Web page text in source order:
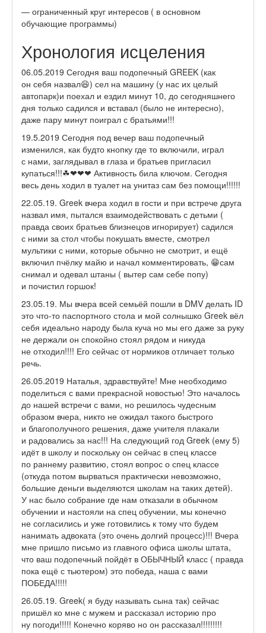
— ограниченный круг интересов ( в основном
обучающие программы)
Хронология исцеления
06.05.2019 Сегодня ваш подопечный GREEK (как
он себя назвал😆) сел на машину (у нас их целый
автопарк)и поехал и ездил минут 10, до сегодняшнего
дня только садился и вставал (было не интересно),
даже пару минут поиграл с братьями!!!
19.5.2019 Сегодня под вечер ваш подопечный
изменился, как будто кнопку где то включили, играл
с нами, заглядывал в глаза и братьев пригласил
купаться!!!☘❤❤❤ Активность била ключом. Сегодня
весь день ходил в туалет на унитаз сам без помощи!!!!!!
22.05.19. Greek вчера ходил в гости и при встрече друга
назвал имя, пытался взаимодействовать с детьми (
правда своих братьев близнецов игнорирует) садился
с ними за стол чтобы покушать вместе, смотрел
мультики с ними, которые обычно не смотрит, и ещё
включил пчёлку майю и начал комментировать, 😁сам
снимал и одевал штаны ( вытер сам себе попу)
и почистил горшок!
23.05.19. Мы вчера всей семьёй пошли в DMV делать ID
это что-то паспортного стола и мой солнышко Greek вёл
себя идеально народу была куча но мы его даже за руку
не держали он спокойно стоял рядом и никуда
не отходил!!!! Его сейчас от нормиков отличает только
речь.
26.05.2019 Наталья, здравствуйте! Мне необходимо
поделиться с вами прекрасной новостью! Это началось
до нашей встречи с вами, но решилось чудесным
образом вчера, никто не ожидал такого быстрого
и благополучного решения, даже учителя плакали
и радовались за нас!!! На следующий год Greek (ему 5)
идёт в школу и поскольку он сейчас в спец классе
по раннему развитию, стоял вопрос о спец классе
(откуда потом вырваться практически невозможно,
большие деньги выделяются школам на таких детей).
У нас было собрание где нам отказали в обычном
обучении и настояли на спец обучении, мы конечно
не согласились и уже готовились к тому что будем
нанимать адвоката (это очень долгий процесс)!!! Вчера
мне пришло письмо из главного офиса школы штата,
что ваш подопечный пойдёт в ОБЫЧНЫЙ класс ( правда
пока ещё с тьютером) это победа, наша с вами
ПОБЕДА!!!!!
26.05.19. Greek( я буду называть сына так) сейчас
пришёл ко мне с мужем и рассказал историю про
ну погоди!!!!! Конечно коряво но он рассказал!!!!!!!!!